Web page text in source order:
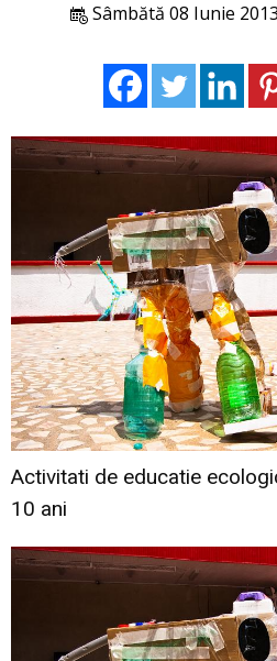
Sâmbătă 08 Iunie 2013
Activitati de educatie
10 ani